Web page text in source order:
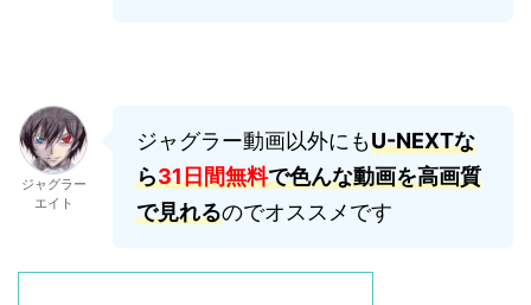
ジャグラー
エイト
ジャグラー動画以外にもU-NEXTな
ら31日間無料で色んな動画を高画質
で見れるのでオススメです